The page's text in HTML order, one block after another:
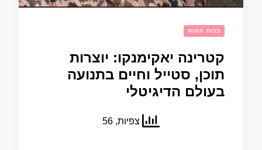
בנות חמות
קטרינה יאקימנקו: יוצרות
תוכן, סטייל וחיים בתנועה
בעולם הדיגיטלי
צפיות, 56